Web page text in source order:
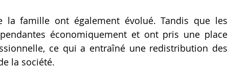
famille ont également évolué. Tandis que les
économiquement et ont pris une place
ce qui a entraîné une redistribution des
la société.